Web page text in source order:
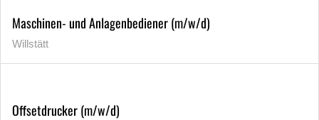
Maschinen- und Anlagenbediener (m/w/d)
Willstätt
Offsetdrucker (m/w/d)